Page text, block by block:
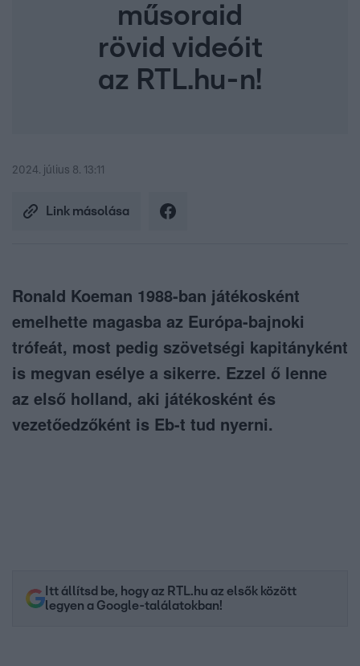
műsoraid
rövid videóit
az RTL.hu-n!
2024. július 8. 13:11
Link másolása
Ronald Koeman 1988-ban játékosként
emelhette magasba az Európa-bajnoki
trófeát, most pedig szövetségi kapitányként
is megvan esélye a sikerre. Ezzel ő lenne
az első holland, aki játékosként és
vezetőedzőként is Eb-t tud nyerni.
Itt állítsd be, hogy az RTL.hu az elsők között
legyen a Google-találatokban!